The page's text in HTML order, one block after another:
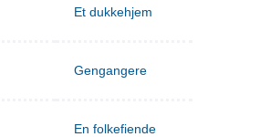
Et dukkehjem
Gengangere
En folkefiende